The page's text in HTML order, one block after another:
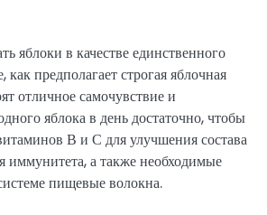
яблоки в качестве единственного
как предполагает строгая яблочная
отличное самочувствие и
яблока в день достаточно, чтобы
В и С для улучшения состава
иммунитета, а также необходимые
пищевые волокна.